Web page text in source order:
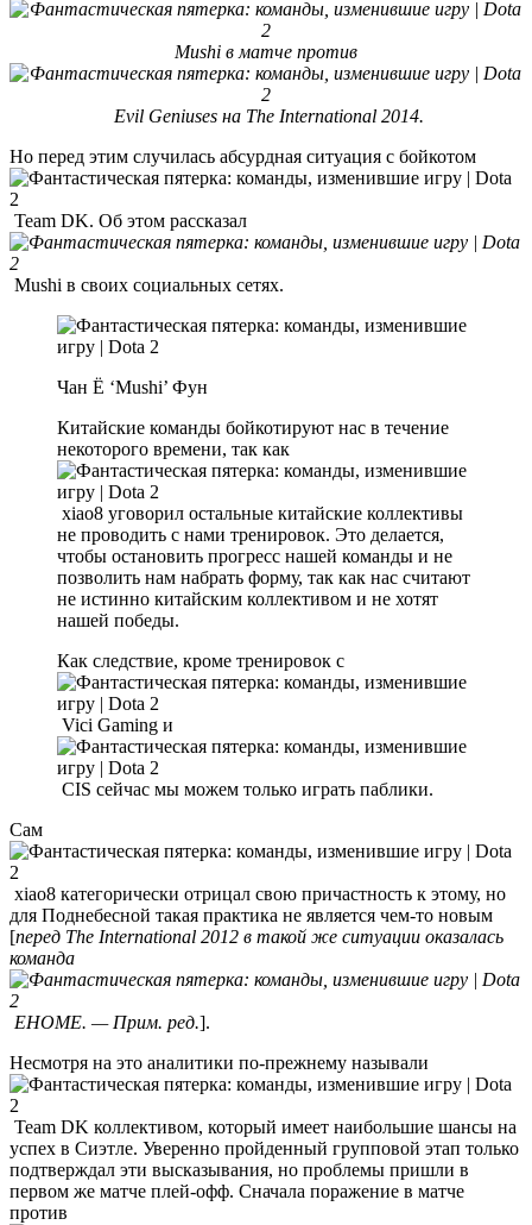
Mushi в матче против
Evil Geniuses на The International 2014.
Но перед этим случилась абсурдная ситуация с бойкотом
Team DK. Об этом рассказал
Mushi в своих социальных сетях.
Чан Ё ‘Mushi’ Фун
Китайские команды бойкотируют нас в течение
некоторого времени, так как
xiao8 уговорил остальные китайские коллективы
не проводить с нами тренировок. Это делается,
чтобы остановить прогресс нашей команды и не
позволить нам набрать форму, так как нас считают
не истинно китайским коллективом и не хотят
нашей победы.
Как следствие, кроме тренировок с
Vici Gaming и
CIS сейчас мы можем только играть паблики.
Сам
xiao8 категорически отрицал свою причастность к этому, но
для Поднебесной такая практика не является чем-то новым
[перед The International 2012 в такой же ситуации оказалась
команда
EHOME. — Прим. ред.].
Несмотря на это аналитики по-прежнему называли
Team DK коллективом, который имеет наибольшие шансы на
успех в Сиэтле. Уверенно пройденный групповой этап только
подтверждал эти высказывания, но проблемы пришли в
первом же матче плей-офф. Сначала поражение в матче
против